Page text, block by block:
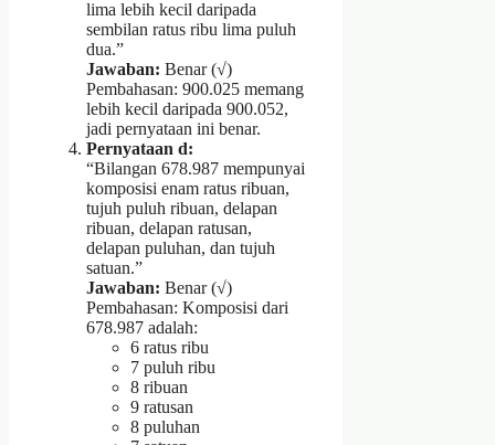
lima lebih kecil daripada
sembilan ratus ribu lima puluh
dua.”
Jawaban: Benar (√)
Pembahasan: 900.025 memang
lebih kecil daripada 900.052,
jadi pernyataan ini benar.
Pernyataan d:
“Bilangan 678.987 mempunyai
komposisi enam ratus ribuan,
tujuh puluh ribuan, delapan
ribuan, delapan ratusan,
delapan puluhan, dan tujuh
satuan.”
Jawaban: Benar (√)
Pembahasan: Komposisi dari
678.987 adalah:
6 ratus ribu
7 puluh ribu
8 ribuan
9 ratusan
8 puluhan